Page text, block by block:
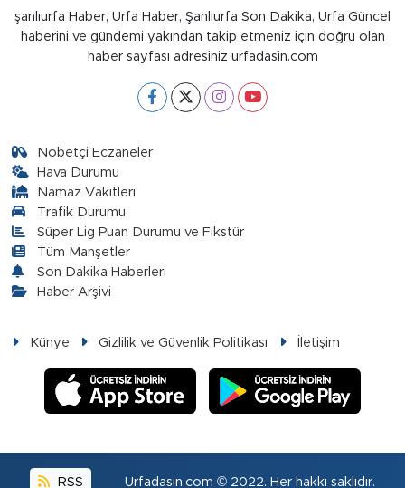
şanlıurfa Haber, Urfa Haber, Şanlıurfa Son Dakika, Urfa Güncel
haberini ve gündemi yakından takip etmeniz için doğru olan
haber sayfası adresiniz urfadasin.com
Nöbetçi Eczaneler
Hava Durumu
Namaz Vakitleri
Trafik Durumu
Süper Lig Puan Durumu ve Fikstür
Tüm Manşetler
Son Dakika Haberleri
Haber Arşivi
Künye Gizlilik ve Güvenlik Politikası İletişim
RSS Urfadasın.com © 2022. Her hakkı saklıdır.